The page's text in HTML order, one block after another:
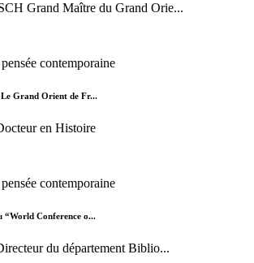
Grand Maître du Grand Orie...
contemporaine
Le Grand Orient de Fr...
en Histoire
contemporaine
“World Conference o...
du département Biblio...